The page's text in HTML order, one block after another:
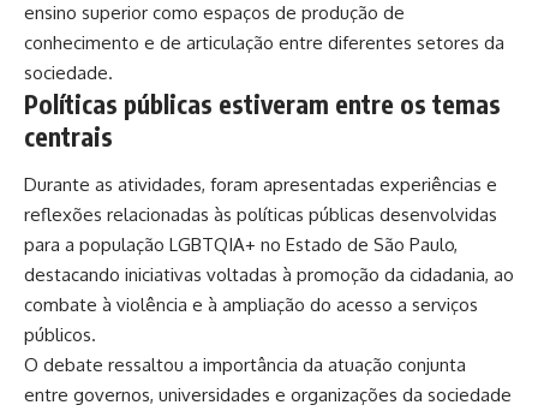
ensino superior como espaços de produção de
conhecimento e de articulação entre diferentes setores da
sociedade.
Políticas públicas estiveram entre os temas
centrais
Durante as atividades, foram apresentadas experiências e
reflexões relacionadas às políticas públicas desenvolvidas
para a população LGBTQIA+ no Estado de São Paulo,
destacando iniciativas voltadas à promoção da cidadania, ao
combate à violência e à ampliação do acesso a serviços
públicos.
O debate ressaltou a importância da atuação conjunta
entre governos, universidades e organizações da sociedade